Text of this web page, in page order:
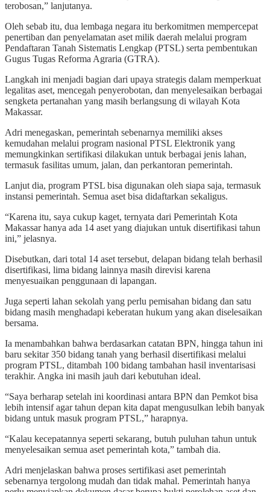
terobosan,” lanjutanya.
Oleh sebab itu, dua lembaga negara itu berkomitmen mempercepat
penertiban dan penyelamatan aset milik daerah melalui program
Pendaftaran Tanah Sistematis Lengkap (PTSL) serta pembentukan
Gugus Tugas Reforma Agraria (GTRA).
Langkah ini menjadi bagian dari upaya strategis dalam memperkuat
legalitas aset, mencegah penyerobotan, dan menyelesaikan berbagai
sengketa pertanahan yang masih berlangsung di wilayah Kota
Makassar.
Adri menegaskan, pemerintah sebenarnya memiliki akses
kemudahan melalui program nasional PTSL Elektronik yang
memungkinkan sertifikasi dilakukan untuk berbagai jenis lahan,
termasuk fasilitas umum, jalan, dan perkantoran pemerintah.
Lanjut dia, program PTSL bisa digunakan oleh siapa saja, termasuk
instansi pemerintah. Semua aset bisa didaftarkan sekaligus.
“Karena itu, saya cukup kaget, ternyata dari Pemerintah Kota
Makassar hanya ada 14 aset yang diajukan untuk disertifikasi tahun
ini,” jelasnya.
Disebutkan, dari total 14 aset tersebut, delapan bidang telah berhasil
disertifikasi, lima bidang lainnya masih direvisi karena
menyesuaikan penggunaan di lapangan.
Juga seperti lahan sekolah yang perlu pemisahan bidang dan satu
bidang masih menghadapi keberatan hukum yang akan diselesaikan
bersama.
Ia menambahkan bahwa berdasarkan catatan BPN, hingga tahun ini
baru sekitar 350 bidang tanah yang berhasil disertifikasi melalui
program PTSL, ditambah 100 bidang tambahan hasil inventarisasi
terakhir. Angka ini masih jauh dari kebutuhan ideal.
“Saya berharap setelah ini koordinasi antara BPN dan Pemkot bisa
lebih intensif agar tahun depan kita dapat mengusulkan lebih banyak
bidang untuk masuk program PTSL,” harapnya.
“Kalau kecepatannya seperti sekarang, butuh puluhan tahun untuk
menyelesaikan semua aset pemerintah kota,” tambah dia.
Adri menjelaskan bahwa proses sertifikasi aset pemerintah
sebenarnya tergolong mudah dan tidak mahal. Pemerintah hanya